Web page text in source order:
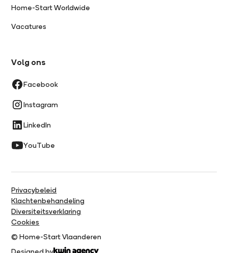
Home-Start Worldwide
Vacatures
Volg ons
Facebook
Instagram
LinkedIn
YouTube
© Home-Start Vlaanderen
Designed by
Privacybeleid
Klachtenbehandeling
Diversiteitsverklaring
Cookies